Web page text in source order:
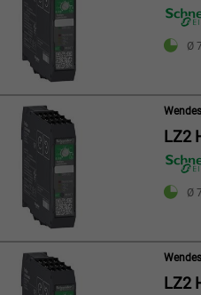
Ø
LZ2
Ø
LZ2